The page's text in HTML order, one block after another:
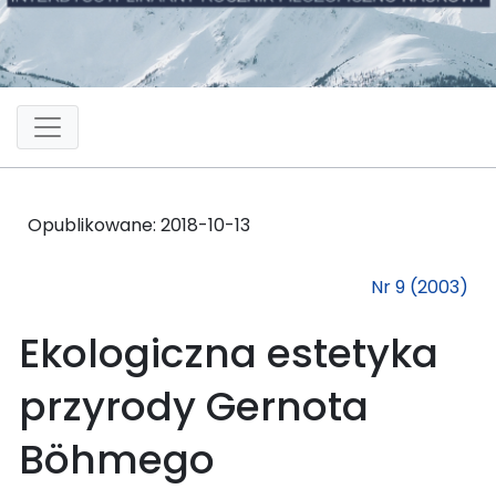
Opublikowane: 2018-10-13
Nr 9 (2003)
Ekologiczna estetyka
przyrody Gernota
Böhmego